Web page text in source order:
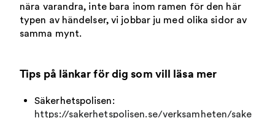
nära varandra, inte bara inom ramen för den här
typen av händelser, vi jobbar ju med olika sidor av
samma mynt.
Tips på länkar för dig som vill läsa mer
Säkerhetspolisen:
https://sakerhetspolisen.se/verksamheten/sake